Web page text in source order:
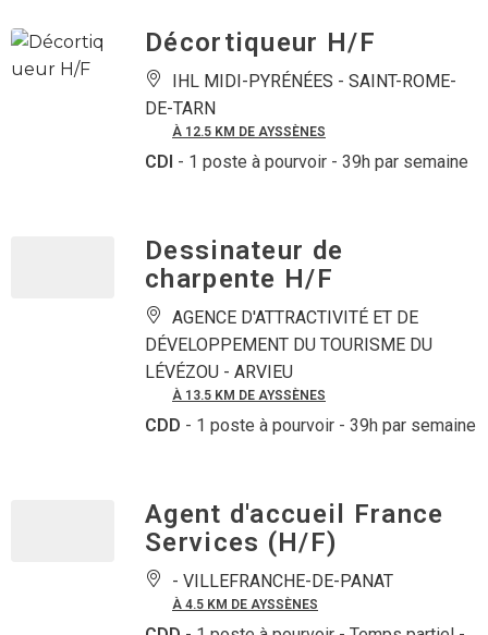
Décortiqueur H/F
IHL MIDI-PYRÉNÉES - SAINT-ROME-
DE-TARN
À 12.5 KM DE AYSSÈNES
CDI - 1 poste à pourvoir - 39h par semaine
Dessinateur de
charpente H/F
AGENCE D'ATTRACTIVITÉ ET DE
DÉVELOPPEMENT DU TOURISME DU
LÉVÉZOU - ARVIEU
À 13.5 KM DE AYSSÈNES
CDD - 1 poste à pourvoir - 39h par semaine
Agent d'accueil France
Services (H/F)
- VILLEFRANCHE-DE-PANAT
À 4.5 KM DE AYSSÈNES